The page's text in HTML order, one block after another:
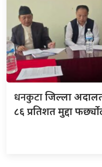
धनकुटाजिल्ला
८६ प्रतिशत मुद्दा